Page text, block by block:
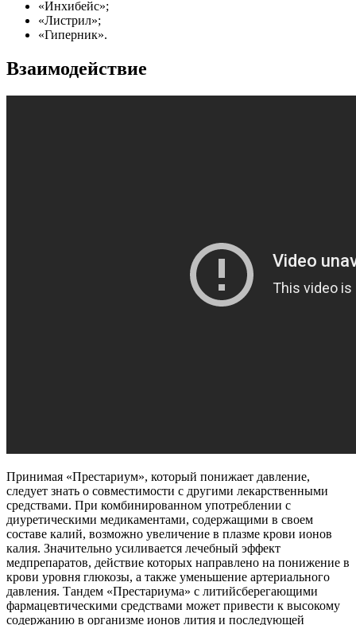
«Инхибейс»;
«Листрил»;
«Гиперник».
Взаимодействие
Принимая «Престариум», который понижает давление,
следует знать о совместимости с другими лекарственными
средствами. При комбинированном употреблении с
диуретическими медикаментами, содержащими в своем
составе калий, возможно увеличение в плазме крови ионов
калия. Значительно усиливается лечебный эффект
медпрепаратов, действие которых направлено на понижение в
крови уровня глюкозы, а также уменьшение артериального
давления. Тандем «Престариума» с литийсберегающими
фармацевтическими средствами может привести к высокому
содержанию в организме ионов лития и последующей